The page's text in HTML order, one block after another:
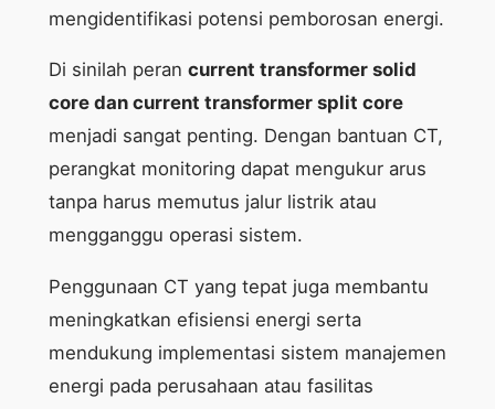
mengidentifikasi potensi pemborosan energi.
Di sinilah peran current transformer solid
core dan current transformer split core
menjadi sangat penting. Dengan bantuan CT,
perangkat monitoring dapat mengukur arus
tanpa harus memutus jalur listrik atau
mengganggu operasi sistem.
Penggunaan CT yang tepat juga membantu
meningkatkan efisiensi energi serta
mendukung implementasi sistem manajemen
energi pada perusahaan atau fasilitas